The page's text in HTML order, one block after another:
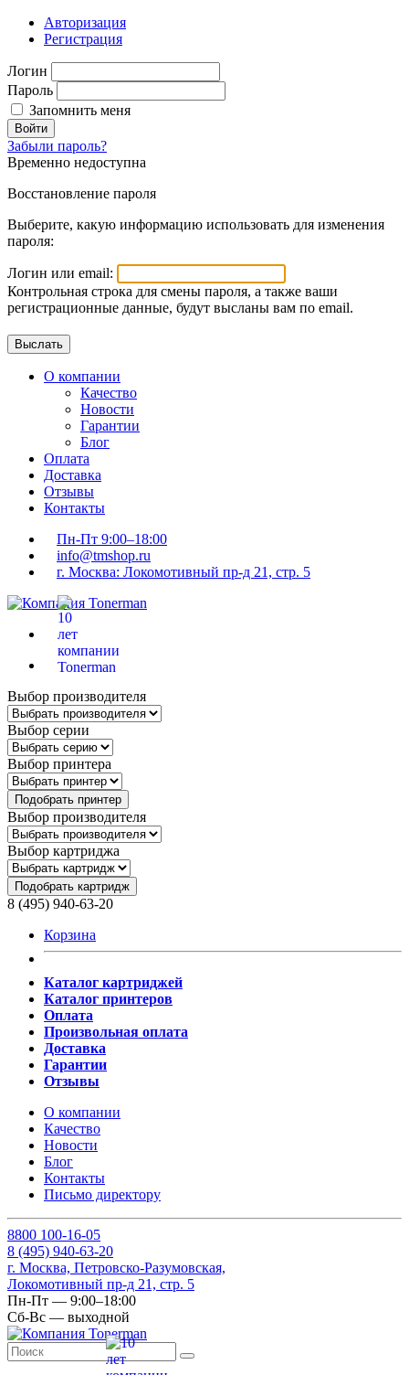
Авторизация
Регистрация
Логин
Пароль
Запомнить меня
Войти
Забыли пароль?
Временно недоступна
Восстановление пароля
Выберите, какую информацию использовать для изменения
пароля:
Логин или email:
Контрольная строка для смены пароля, а также ваши
регистрационные данные, будут высланы вам по email.
О компании
Качество
Новости
Гарантии
Блог
Оплата
Доставка
Отзывы
Контакты
Пн-Пт 9:00–18:00
info@tmshop.ru
г. Москва: Локомотивный пр-д 21, стр. 5
Выбор производителя
Выбор серии
Выбор принтера
Подобрать принтер
Выбор производителя
Выбор картриджа
Подобрать картридж
8 (495) 940-63-20
Корзина
Каталог картриджей
Каталог принтеров
Оплата
Произвольная оплата
Доставка
Гарантии
Отзывы
О компании
Качество
Новости
Блог
Контакты
Письмо директору
8800 100-16-05
8 (495) 940-63-20
г. Москва, Петровско-Разумовская,
Локомотивный пр-д 21, стр. 5
Пн-Пт — 9:00–18:00
Сб-Вс — выходной